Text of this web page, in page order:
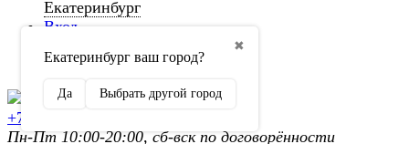
Екатеринбург
✖
Екатеринбург ваш город?
Да Выбрать другой город
Вход
Регистрация
+7 (902) 872-54-70
Пн-Пт 10:00-20:00, сб-вск по договорённости